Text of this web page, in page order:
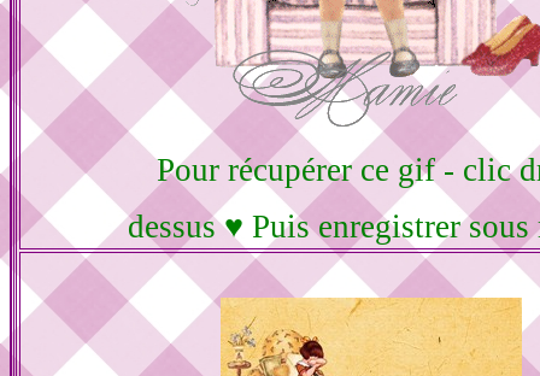
Pour récupérer ce gif - clic
dessus ♥ Puis enregistrer